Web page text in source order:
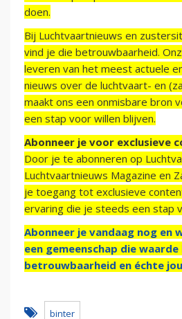
doen.
Bij Luchtvaartnieuws en
vind je die betrouwbaarheid.
leveren van het meest actuele
nieuws over de luchtvaart- en
maakt ons een onmisbare bron
een stap voor willen blijven.
Abonneer je voor exclusieve
Door je te abonneren op
Luchtvaartnieuws Magazine en
je toegang tot exclusieve
ervaring die je steeds een stap
Abonneer je vandaag nog en
een gemeenschap die
betrouwbaarheid en échte
binter